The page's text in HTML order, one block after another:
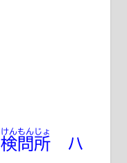
検問所
けんもんじょ
ハ